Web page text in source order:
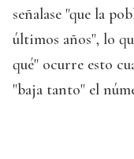
señalase "que la
últimos años", lo
qué" ocurre esto
"baja tanto" el